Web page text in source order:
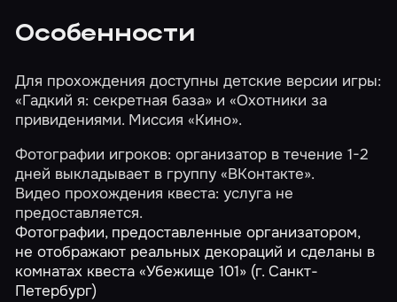
Особенности
Для прохождения доступны детские версии игры:
«Гадкий я: секретная база» и«Охотники за
привидениями. Миссия «Кино».
Фотографии игроков: организатор в течение 1-2
дней выкладывает в группу «ВКонтакте».
Видео прохождения квеста: услуга не
предоставляется.
Фотографии, предоставленные организатором,
не отображают реальных декораций и сделаны в
комнатах квеста «Убежище 101» (г. Санкт-
Петербург)